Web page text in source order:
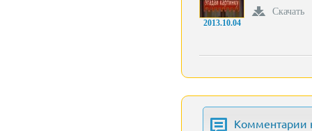
2013.10.04
Скачать
Комментарии